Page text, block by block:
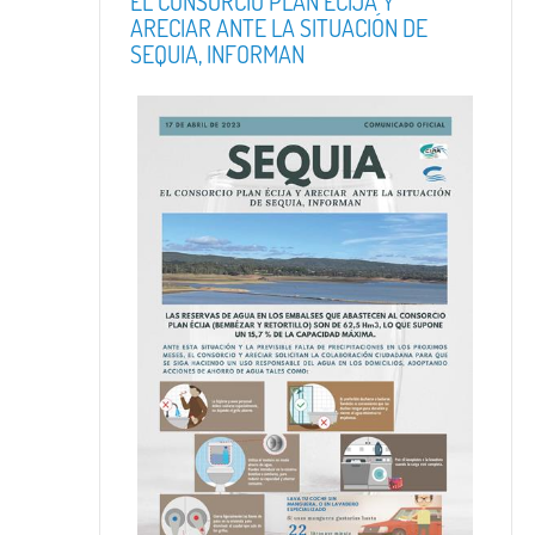
ARECIAR ANTE LA SITUACIÓN DE
SEQUIA, INFORMAN